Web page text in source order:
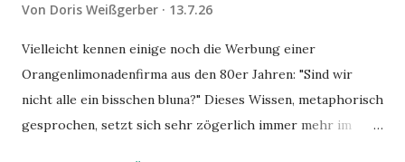
Von Doris Weißgerber 13.7.26
Vielleicht kennen einige noch die Werbung einer
Orangenlimonadenfirma aus den 80er Jahren: "Sind wir
nicht alle ein bisschen bluna?" Dieses Wissen, metaphorisch
gesprochen, setzt sich sehr zögerlich immer mehr im